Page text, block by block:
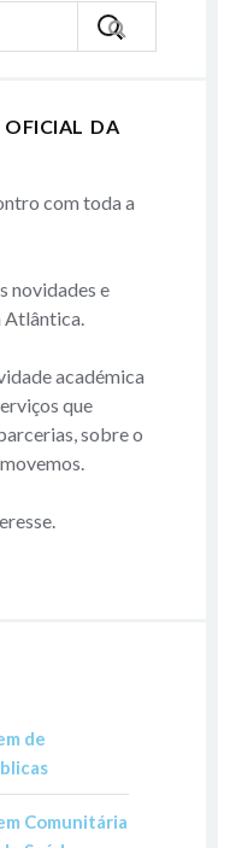
DA
com toda a
novidades e
Atlântica.
académica
que
sobre o
de
Comunitária